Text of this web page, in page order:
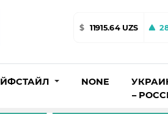
$ 11915.64 UZS
NONE
–